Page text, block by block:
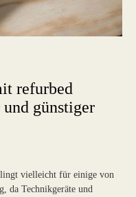
refurbed
günstiger
vielleicht für einige von
da Technikgeräte und